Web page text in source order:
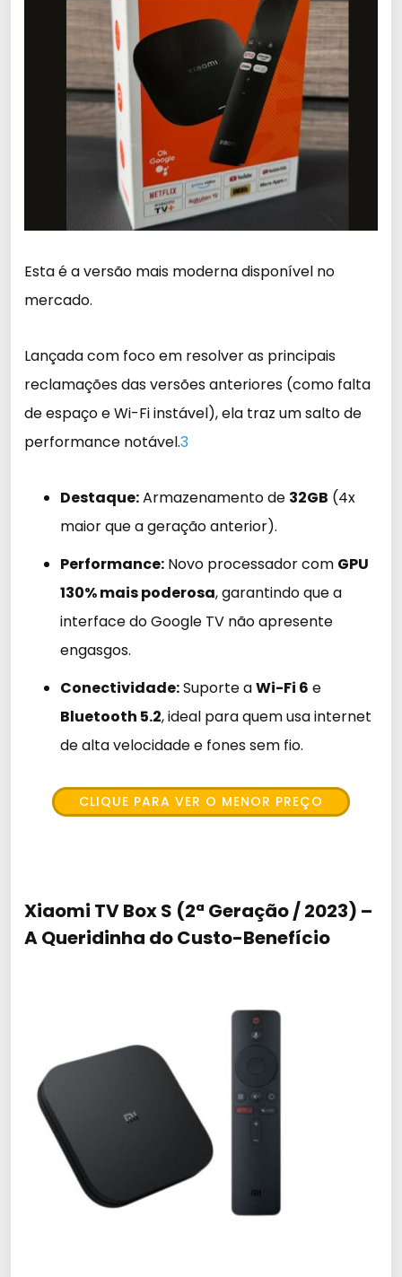
Esta é a versão mais moderna disponível no
mercado.
Lançada com foco em resolver as principais
reclamações das versões anteriores (como falta
de espaço e Wi-Fi instável), ela traz um salto de
performance notável.3
Destaque:Armazenamento de 32GB (4x
maior que a geração anterior).
Performance: Novo processador com GPU
130% mais poderosa, garantindo que a
interface do Google TV não apresente
engasgos.
Conectividade:Suporte aWi-Fi 6 e
Bluetooth 5.2, ideal para quem usa internet
de alta velocidade e fones sem fio.
CLIQUE PARA VER O MENOR PREÇO
Xiaomi TV Box S (2ª Geração / 2023) –
A Queridinha do Custo-Benefício